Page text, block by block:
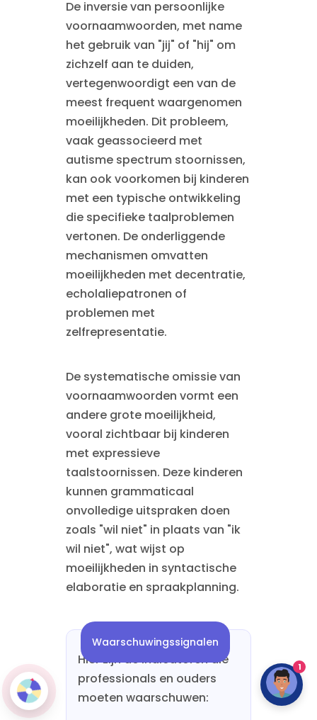
De inversie van persoonlijke
voornaamwoorden, met name
het gebruik van "jij" of "hij" om
zichzelf aan te duiden,
vertegenwoordigt een van de
meest frequent waargenomen
moeilijkheden. Dit probleem,
vaak geassocieerd met
autisme spectrum stoornissen,
kan ook voorkomen bij kinderen
met een typische ontwikkeling
die specifieke taalproblemen
vertonen. De onderliggende
mechanismen omvatten
moeilijkheden met decentratie,
echolaliepatronen of
problemen met
zelfrepresentatie.
De systematische omissie van
voornaamwoorden vormt een
andere grote moeilijkheid,
vooral zichtbaar bij kinderen
met expressieve
taalstoornissen. Deze kinderen
kunnen grammaticaal
onvolledige uitspraken doen
zoals "wil niet" in plaats van "ik
wil niet", wat wijst op
moeilijkheden in syntactische
elaboratie en spraakplanning.
Waarschuwingssignalen
Hier zijn de indicatoren die
professionals en ouders
moeten waarschuwen:
1